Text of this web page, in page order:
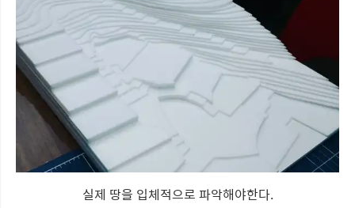
실제 땅을 입체적으로 파악해야한다.